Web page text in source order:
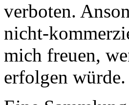
verboten.
nicht-
mich freuen,
erfolgen würde.